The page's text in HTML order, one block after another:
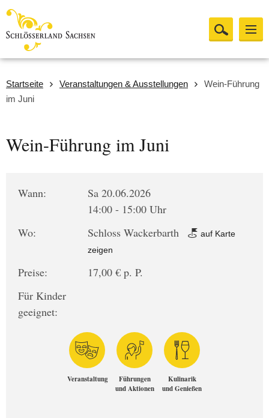
Startseite Veranstaltungen & Ausstellungen
Wein-Führung
im Juni
Wein-Führung im Juni
Wann:
Sa 20.06.2026
14:00 - 15:00 Uhr
Wo:
Schloss Wackerbarth
auf Karte
zeigen
Preise:
17,00 € p. P.
Für Kinder
geeignet:
Veranstaltung
Führungen
und Aktionen
Kulinarik
und Genießen